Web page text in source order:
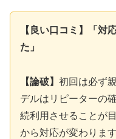
【良い口コミ】「対
た」
【論破】 初回は必ず
デルはリピーターの
続利用させることが
から対応が変わりま